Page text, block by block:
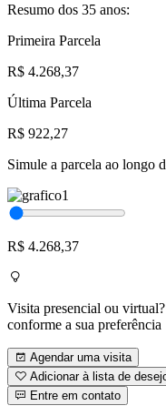
Resumo dos 35 anos:
Primeira Parcela
R$ 4.268,37
Última Parcela
R$ 922,27
Simule a parcela ao longo
R$ 4.268,37
Visita presencial ou
conforme a sua preferência
Agendar uma visita
Adicionar à lista de
Entre em contato